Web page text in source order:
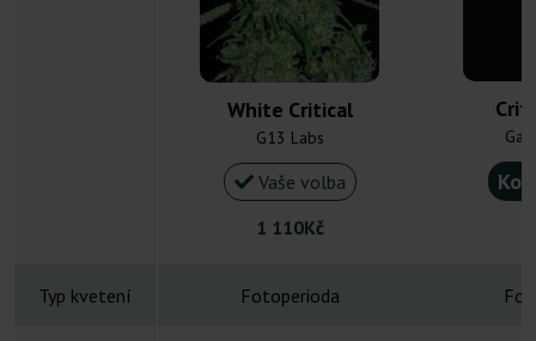
White Critical
G13 Labs
Vaše volba
1 110Kč
Typ kvetení Fotoperioda